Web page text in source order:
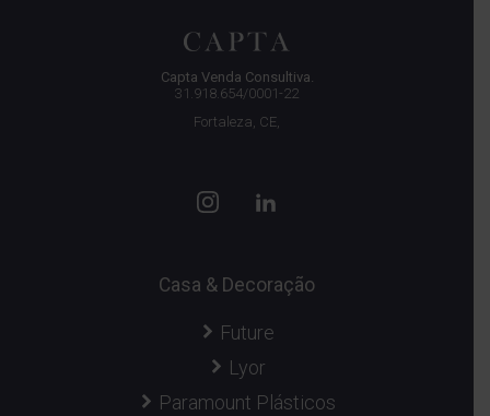
Capta Venda Consultiva.
31.918.654/0001-22
Fortaleza, CE,
Casa & Decoração
Future
Lyor
Paramount Plásticos